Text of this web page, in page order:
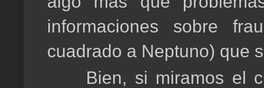
informaciones sobre
cuadrado a Neptuno) que
Bien, si miramos el